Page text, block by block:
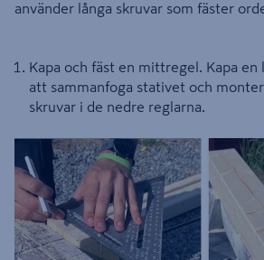
använder långa skruvar som fäster
Kapa och fäst en mittregel. Kapa
att sammanfoga stativet och
skruvar i de nedre reglarna.